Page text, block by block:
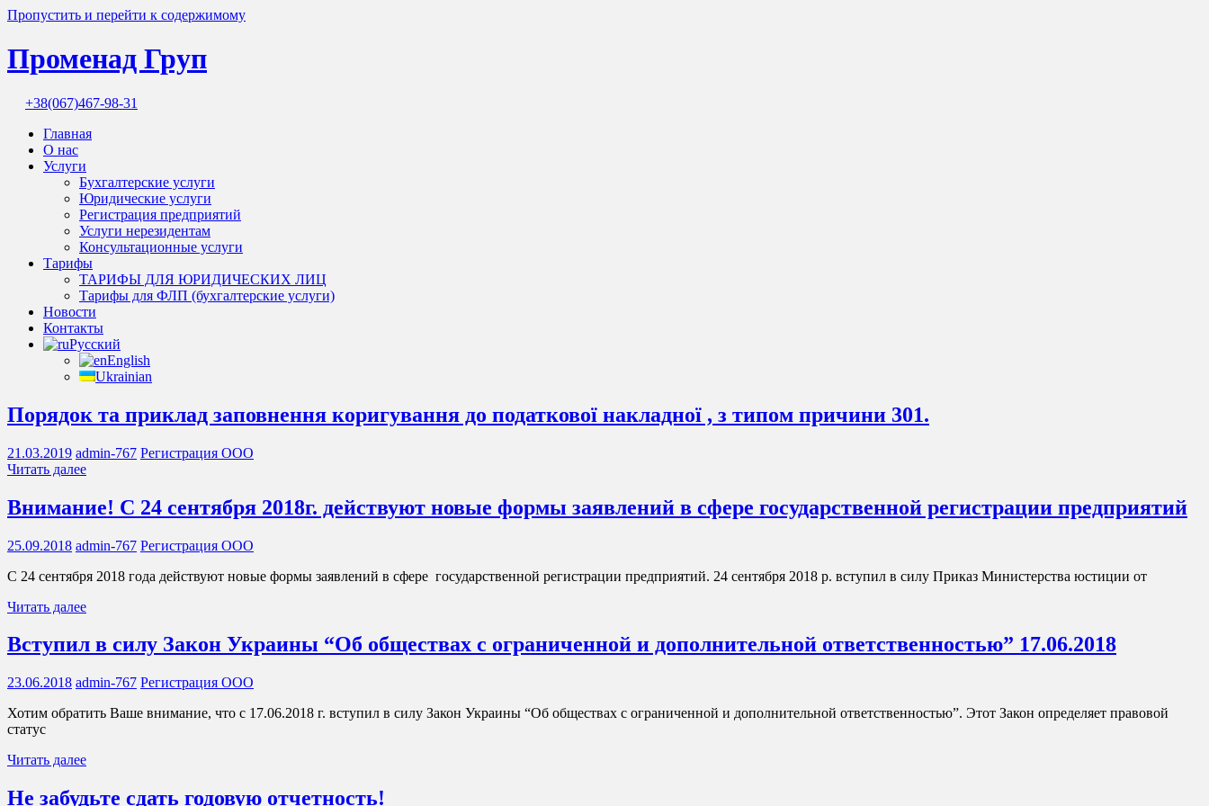
Пропустить и перейти к содержимому
Променад Груп
бухгалтерські
послуги
професійна
допомога
бухгалтера.
Надійний
бізнесу
+38(067)467-98-31
Главная
О нас
Услуги
Бухгалтерские услуги
Юридические услуги
Регистрация предприятий
Услуги нерезидентам
Консультационные услуги
Тарифы
ТАРИФЫ ДЛЯ ЮРИДИЧЕСКИХ ЛИЦ
Тарифы для ФЛП (бухгалтерские услуги)
Новости
Контакты
Русский
English
Ukrainian
Порядок та приклад заповнення коригування до податкової накладної , з типом причини 301.
21.03.2019 admin-767 Регистрация ООО
Читать далее
Внимание! С 24 сентября 2018г. действуют новые формы заявлений в сфере государственной регистрации предприятий
25.09.2018 admin-767 Регистрация ООО
С 24 сентября 2018 года действуют новые формы заявлений в сфере государственной регистрации предприятий. 24 сентября 2018 р. вступил в силу Приказ Министерства юстиции от
Читать далее
Вступил в силу Закон Украины “Об обществах с ограниченной и дополнительной ответственностью” 17.06.2018
23.06.2018 admin-767 Регистрация ООО
Хотим обратить Ваше внимание, что с 17.06.2018 г. вступил в силу Закон Украины “Об обществах с ограниченной и дополнительной ответственностью”. Этот Закон определяет правовой
статус
Читать далее
Не забудьте сдать годовую отчетность!